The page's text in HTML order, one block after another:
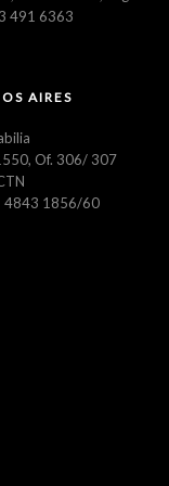
491 6363
AIRES
Of. 306/ 307
4843 1856/60